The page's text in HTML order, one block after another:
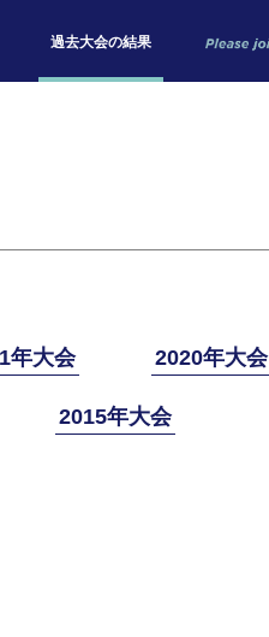
過去大会の結果
年大会 2020年大会
2015年大会